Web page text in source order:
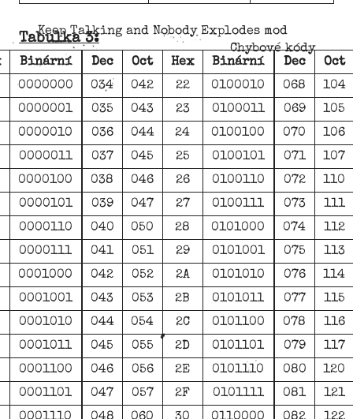
Keep Talking and Nobody Explodes mod
Chybové kódy
Tabulka 3:
Binární
0000000
0000001
0000010
0000011
0000100
0000101
0000110
0000111
0001000
0001001
0001010
0001011
0001100
0001101
Dec Oct Hex
Binární
034
042 22
0100010
035
043 23
0100011
036
044 24
0100100
037
045 25
0100101
038
046 26
0100110
039
047 27
0100111
040
050 28
0101000
041
051 29
0101001
042
052 2A
0101010
043
053 2B
0101011
044
054 2C
0101100
045
055 2D
0101101
046
056 2E
0101110
047
057 2F
0101111
Dec
Oct
068
104
069
105
070
106
071
107
072
110
073
111
074
112
075
113
076
114
077
115
078
116
079
117
080
120
081
121